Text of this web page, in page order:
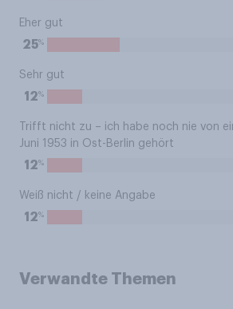
Eher gut
25%
Sehr gut
12%
Trifft nicht zu – ich habe noch nie von
Juni 1953 in Ost-Berlin gehört
12%
Weiß nicht / keine Angabe
12%
Verwandte Themen